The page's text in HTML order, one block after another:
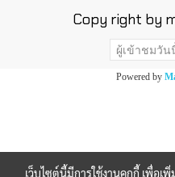
Copy right by
ผู้เข้าชมวัน
Powered by
เว็บไซต์นี้มีการใช้งานคุกกี้ เพื่อ